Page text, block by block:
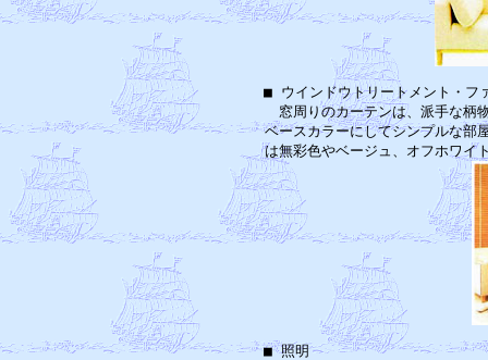
■ ウインドウトリ
窓周りのカーテンは、派手な柄
ベースカラーにしてシンプルな部
■